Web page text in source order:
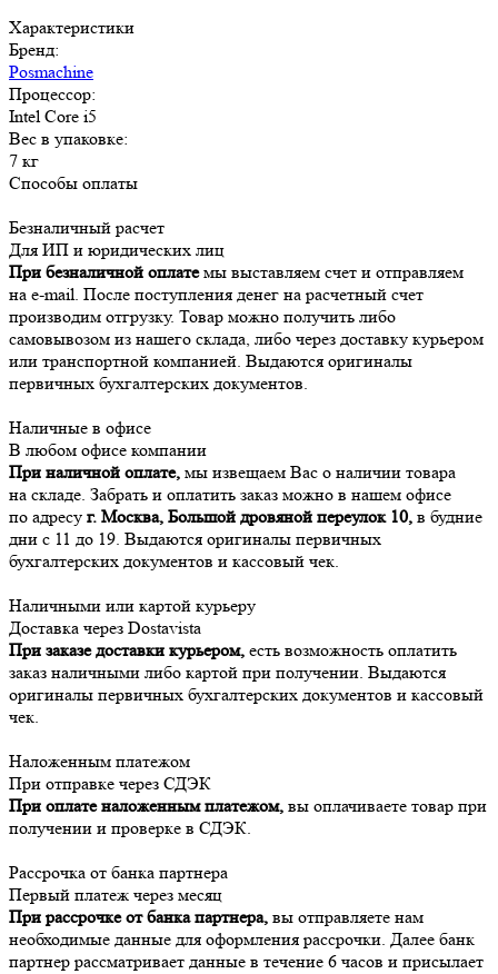
Характеристики
Бренд:
Posmachine
Процессор:
Intel Core i5
Вес в упаковке:
7 кг
Способы оплаты
Безналичный расчет
Для ИП и юридических лиц
При безналичной оплатемы выставляем счет и отправляем
на e-mail. После поступления денег на расчетный счет
производим отгрузку. Товар можно получить либо
самовывозом из нашего склада, либо через доставку курьером
или транспортной компанией. Выдаются оригиналы
первичных бухгалтерских документов.
Наличные в офисе
В любом офисе компании
При наличной оплате, мы извещаем Вас о наличии товара
на складе. Забрать и оплатить заказ можно в нашем офисе
по адресу г. Москва, Большой дровяной переулок 10, в будние
дни с 11 до 19. Выдаются оригиналы первичных
бухгалтерских документов и кассовый чек.
Наличными или картой курьеру
Доставка через Dostavista
При заказе доставки курьером, есть возможность оплатить
заказ наличными либо картой при получении. Выдаются
оригиналы первичных бухгалтерских документов и кассовый
чек.
Наложенным платежом
При отправке через СДЭК
При оплате наложенным платежом, вы оплачиваете товар при
получении и проверке в СДЭК.
Рассрочка от банка партнера
Первый платеж через месяц
При рассрочке от банка партнера, вы отправляете нам
необходимые данные для оформления рассрочки. Далее банк
партнер рассматривает данные в течение 6 часов и присылает